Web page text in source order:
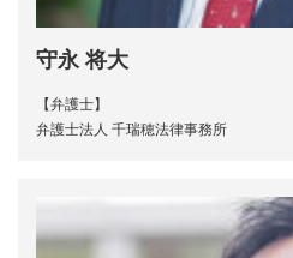
守永 将大
【弁護士】
弁護士法人 千瑞穂法律事務所